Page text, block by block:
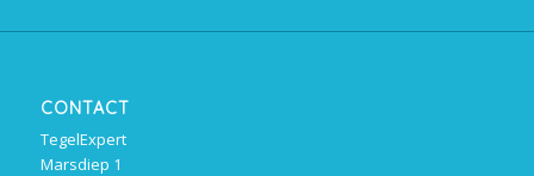
CONTACT
TegelExpert
Marsdiep 1